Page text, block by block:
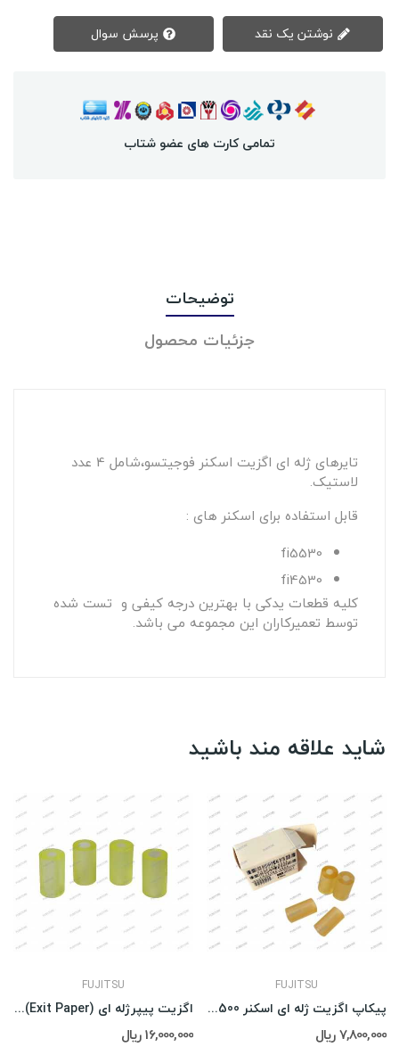
تمامی کارت های عضو شتاب
توضیحات
جزئیات محصول
تایرهای ژله ای اگزیت اسکنر فوجیتسو،شامل 4 عدد
لاستیک.
قابل استفاده برای اسکنر های :
fi5530
fi4530
کلیه قطعات یدکی با بهترین درجه کیفی و تست شده
توسط تعمیرکاران این مجموعه می باشد.
شاید علاقه مند باشید
FUJITSU
اگزیت پیپرژله ای (Exit Paper) Fujitsu 6130
16,000,000 ریال
FUJITSU
پیکاپ اگزیت ژله ای اسکنر Fujitsu S-500
7,800,000 ریال